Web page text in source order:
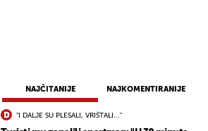
NAJČITANIJE NAJKOMENTIRANIJE
"I DALJE SU PLESALI, VRIŠTALI..."